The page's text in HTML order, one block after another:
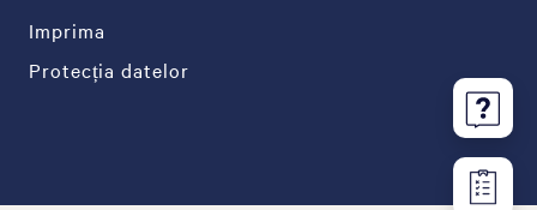
Imprima
Protecția datelor